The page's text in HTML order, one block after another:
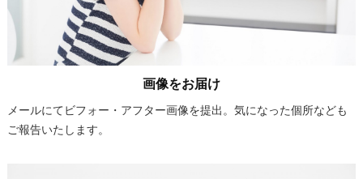
画像をお届け
メールにてビフォー・アフター画像を提出。気になった個所なども
ご報告いたします。